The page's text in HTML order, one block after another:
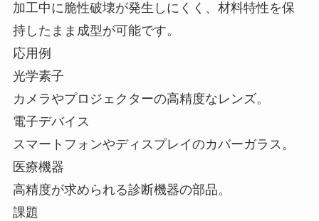
加工中に脆性破壊が発生しにくく、材料特性を保
持したまま成型が可能です。
応用例
光学素子
カメラやプロジェクターの高精度なレンズ。
電子デバイス
スマートフォンやディスプレイのカバーガラス。
医療機器
高精度が求められる診断機器の部品。
課題